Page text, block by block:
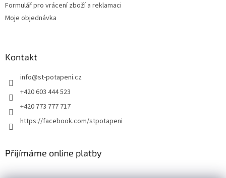
Formulář pro vrácení zboží a reklamaci
Moje objednávka
Kontakt
info@st-potapeni.cz
+420 603 444 523
+420 773 777 717
https://facebook.com/stpotapeni
Přijímáme online platby